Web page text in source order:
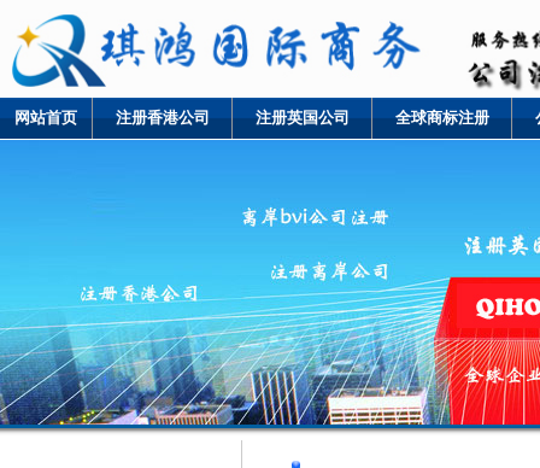
网站首页 注册香港公司 注册英国公司 全球商标注册